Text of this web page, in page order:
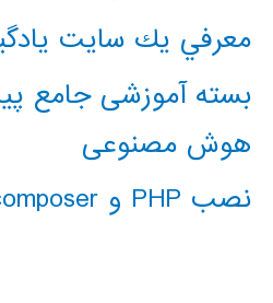
معرفي يك سايت
بسته آموزشی جامع
هوش مصنوعی
نصب PHP و composer در ویندوز 10